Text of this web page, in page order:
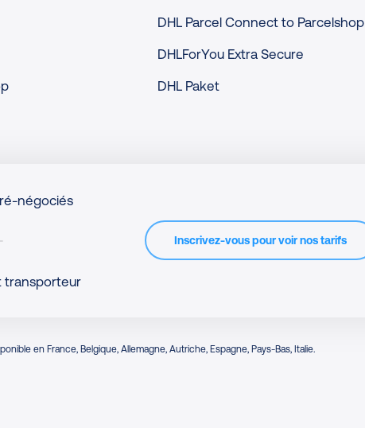
DHL Parcel Connect to Parcelshop
DHLForYou Extra Secure
DHL Paket
négociés
transporteur
Inscrivez-vous pour voir nos tarifs
en France, Belgique, Allemagne, Autriche, Espagne, Pays-Bas, Italie.